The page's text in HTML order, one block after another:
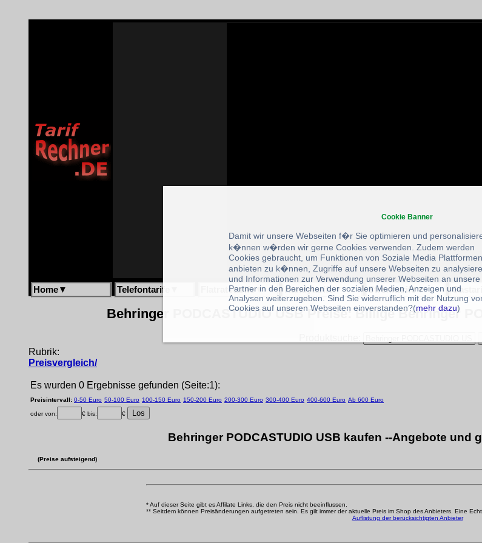
Home▼ Telefontarife Flatratetarife▼ Handytarife▼ Stromtarife▼
Behringer PODCASTUDIO USB Preise: Billige Behringer
Rubrik:
Preisvergleich/
Es wurden 0 Ergebnisse gefunden (Seite:1):
Preisintervall: 0-50 Euro 50-100 Euro 100-150 Euro 150-200 Euro 200-300 Euro 300-400 Euro 400-600 Euro Ab 600 Euro
oder von: € bis: €
Behringer PODCASTUDIO USB kaufen --Angebote und
(Preise aufsteigend)
* Auf dieser Seite gibt es Affilate Links, die den Preis nicht beeinflussen.
** Seitdem können Preisänderungen aufgetreten sein. Es gilt immer der aktuelle Preis im Shop des Anbieters. Eine
Auflistung der berücksichtigten Anbieter
Cookie Banner
Damit wir unsere Webseiten f�r Sie optimieren und
k�nnen w�rden wir gerne Cookies verwenden. Zudem werden
Cookies gebraucht, um Funktionen von Soziale Media Plattformen
anbieten zu k�nnen, Zugriffe auf unsere Webseiten zu
und Informationen zur Verwendung unserer Webseiten an unsere
Partner in den Bereichen der sozialen Medien, Anzeigen und
Analysen weiterzugeben. Sind Sie widerruflich mit der Nutzung
Cookies auf unseren Webseiten einverstanden?(mehr dazu)